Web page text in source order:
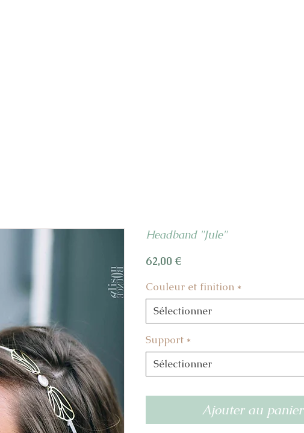
Headband "Jule"
62,00 €Prix
Couleur et finition *
Sélectionner
Support *
Sélectionner
Ajouter au panier